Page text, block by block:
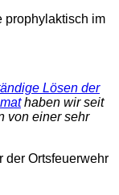
prophylaktisch im
Lösen der
haben wir seit
von einer sehr
der Ortsfeuerwehr